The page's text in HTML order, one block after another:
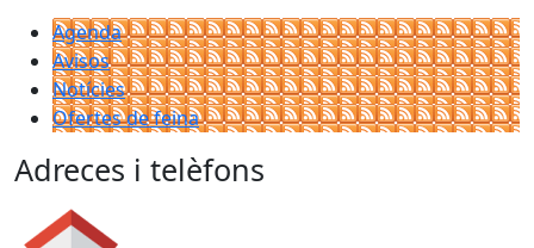
Agenda
Avisos
Notícies
Ofertes de feina
Adreces i telèfons